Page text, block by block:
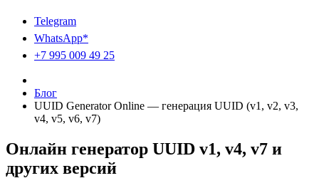
Telegram
WhatsApp*
+7 995 009 49 25
Блог
UUID Generator Online — генерация UUID (v1, v2, v3,
v4, v5, v6, v7)
Онлайн генератор UUID v1, v4, v7 и
других версий